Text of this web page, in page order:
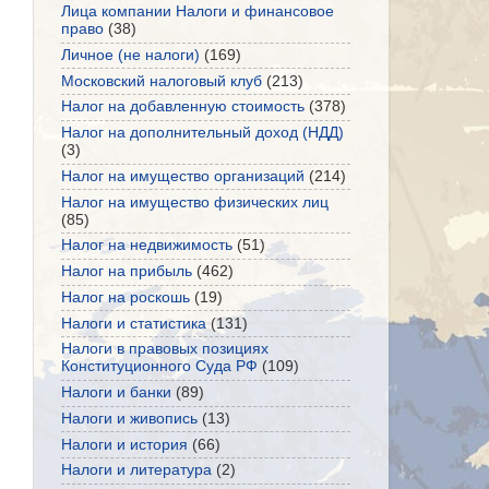
Лица компании Налоги и финансовое
право (38)
Личное (не налоги) (169)
Московский налоговый клуб (213)
Налог на добавленную стоимость (378)
Налог на дополнительный доход (НДД)
(3)
Налог на имущество организаций (214)
Налог на имущество физических лиц
(85)
Налог на недвижимость (51)
Налог на прибыль (462)
Налог на роскошь (19)
Налоги и статистика (131)
Налоги в правовых позициях
Конституционного Суда РФ (109)
Налоги и банки (89)
Налоги и живопись (13)
Налоги и история (66)
Налоги и литература (2)